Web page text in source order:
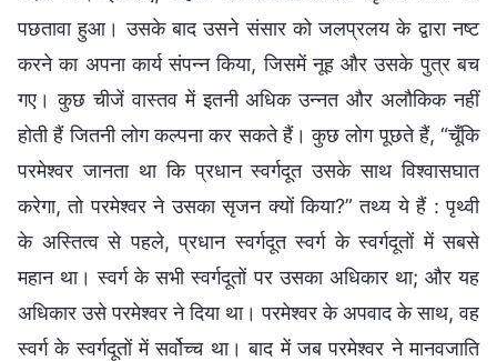
पछतावा हुआ। उसके बाद उसने संसार को जलप्रलय के द्वारा नष्ट
करने का अपना कार्य संपन्न किया, जिसमें नूह और उसके पुत्र बच
गए। कुछ चीजें वास्तव में इतनी अधिक उन्नत और अलौकिक नहीं
होती हैं जितनी लोग कल्पना कर सकते हैं। कुछ लोग पूछते हैं, “चूँकि
परमेश्वर जानता था कि प्रधान स्वर्गदूत उसके साथ विश्वासघात
करेगा, तो परमेश्वर ने उसका सृजन क्यों किया?” तथ्य ये हैं : पृथ्वी
के अस्तित्व से पहले, प्रधान स्वर्गदूत स्वर्ग के स्वर्गदूतों में सबसे
महान था। स्वर्ग के सभी स्वर्गदूतों पर उसका अधिकार था; और यह
अधिकार उसे परमेश्वर ने दिया था। परमेश्वर के अपवाद के साथ, वह
स्वर्ग के स्वर्गदूतों में सर्वोच्च था। बाद में जब परमेश्वर ने मानवजाति